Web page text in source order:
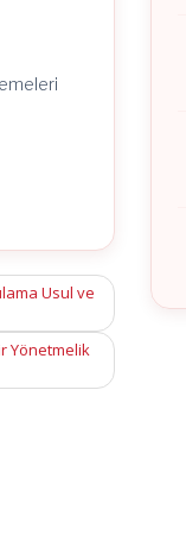
Usul ve
Yönetmelik